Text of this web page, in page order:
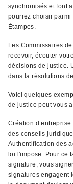
synchronisés et font
pourrez choisir
Étampes.
Les Commissaires
recevoir, écouter
décisions de justice.
dans la résolutions
Voici quelques
de justice peut vous
Création
des conseils
Authentification des
loi l'impose. Pour ce
signature, vous
signatures engagent